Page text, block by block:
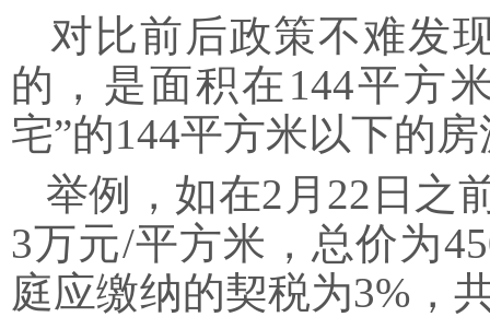
对比前后政策不难发
的，是面积在144平方
宅”的144平方米以下的
举例，如在2月22日之
3万元/平方米，总价为
庭应缴纳的契税为3%，